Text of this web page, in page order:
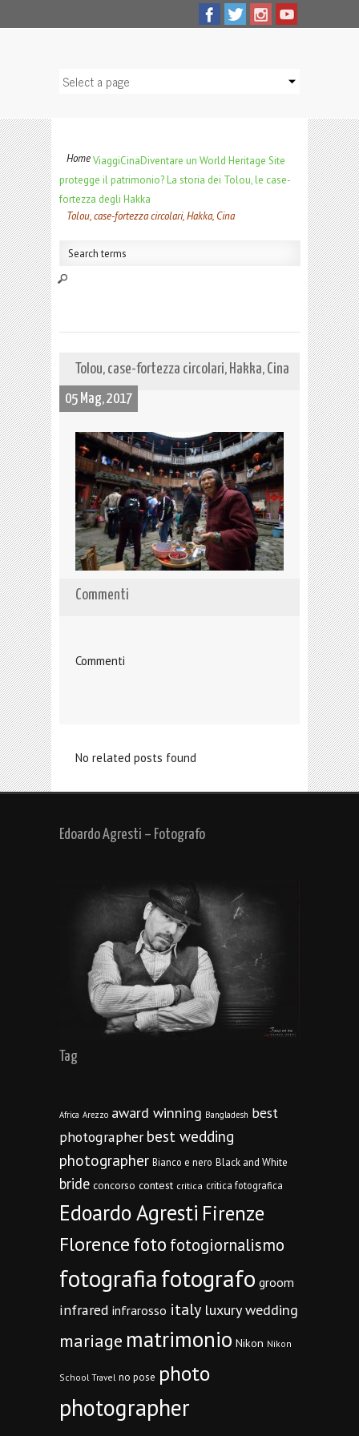
HomeViaggiCinaDiventare un World Heritage Site
protegge il patrimonio? La storia dei Tolou, le case-
fortezza degli Hakka
Tolou, case-fortezza circolari, Hakka, Cina
Tolou, case-fortezza circolari, Hakka, Cina
05 Mag, 2017
Commenti
Commenti
No related posts found
Edoardo Agresti – Fotografo
Tag
Africa Arezzo award winning Bangladesh best
photographer best wedding
photographer Bianco e nero Black and White
bride concorso contest critica critica fotografica
Edoardo Agresti Firenze
Florencefoto fotogiornalismo
fotografiafotografo groom
infrared infrarosso italy luxury wedding
mariage matrimonio Nikon Nikon
School Travel no pose photo
photographer